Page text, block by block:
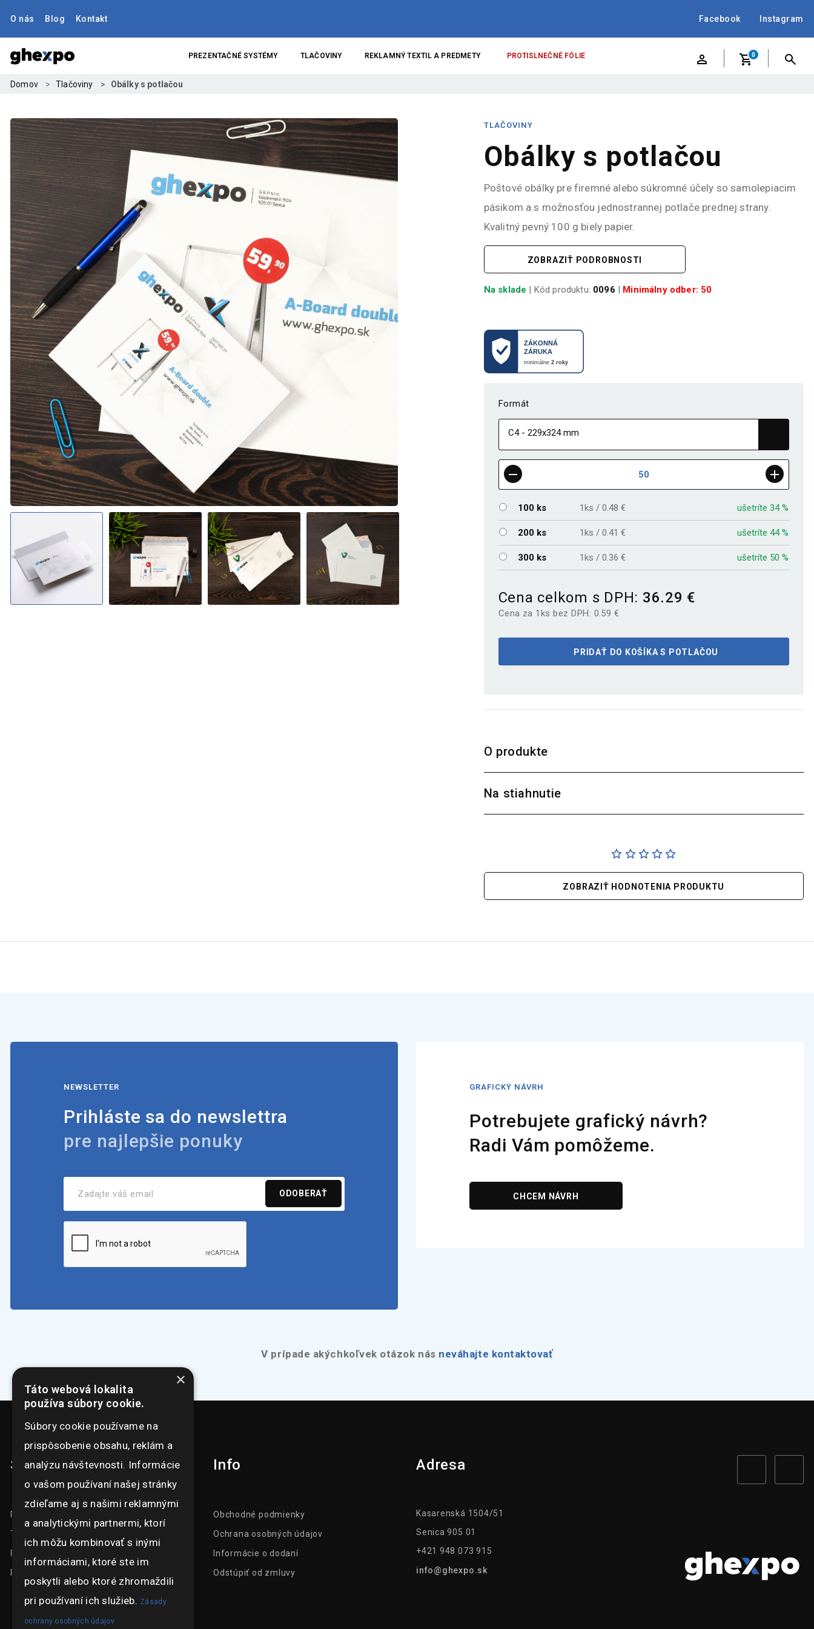
O nás Blog Kontakt Facebook Instagram
PREZENTAČNÉ SYSTÉMY TLAČOVINY REKLAMNÝ TEXTIL A PREDMETY PROTISLNEČNÉ FÓLIE 0
Domov Tlačoviny Obálky s potlačou
TLAČOVINY
Obálky s potlačou
Poštové obálky pre firemné alebo súkromné účely so samolepiacim
pásikom a s možnosťou jednostrannej potlače prednej strany.
Kvalitný pevný 100 g biely papier.
ZOBRAZIŤ PODROBNOSTI
Na sklade | Kód produktu: 0096 | Minimálny odber: 50
Formát
100 ks 1ks / 0.48 € ušetríte 34 %
200 ks 1ks / 0.41 € ušetríte 44 %
300 ks 1ks / 0.36 € ušetríte 50 %
Cena celkom s DPH: 36.29 €
Cena za 1ks bez DPH: 0.59 €
PRIDAŤ DO KOŠÍKA S POTLAČOU
O produkte
Na stiahnutie
ZOBRAZIŤ HODNOTENIA PRODUKTU
NEWSLETTER
Prihláste sa do newslettra
pre najlepšie ponuky
ODOBERAŤ
GRAFICKÝ NÁVRH
Potrebujete grafický návrh?
Radi Vám pomôžeme.
CHCEM NÁVRH
V prípade akýchkoľvek otázok nás neváhajte kontaktovať
Sortiment
Prezentačné systémy
Tlačoviny
Reklamný textil a predmety
Protislnečné fólie
Info
Obchodné podmienky
Ochrana osobných údajov
Informácie o dodaní
Odstúpiť od zmluvy
Adresa
Kasarenská 1504/51
Senica 905 01
+421 948 073 915
info@ghexpo.sk
×
Táto webová lokalita
používa súbory cookie.
Súbory cookie používame na
prispôsobenie obsahu, reklám a
analýzu návštevnosti. Informácie
o vašom používaní našej stránky
zdieľame aj s našimi reklamnými
a analytickými partnermi, ktorí
ich môžu kombinovať s inými
informáciami, ktoré ste im
poskytli alebo ktoré zhromaždili
pri používaní ich služieb. Zásady
ochrany osobných údajov